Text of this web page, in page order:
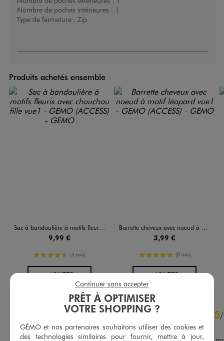
Nombre de poches intérieures : 1
Type de fermeture : Zip
Produits achetés ensemble
Sac à bandoulière à motifs fleuris avec chouchou fille
9,99 €
4.5/5 de moyenne
(5 avis)
AJOUTERAU PANIER
Barrette cheveux avec noeud à motif léopard
3,99 €
5/5 de moyenne
(8 avis)
AJOUTERAU PANIER
4.9/5 5/
Avis vérifié et récompensé
PRÊT À OPTIMISER
VOTRE SHOPPING ?
GÉMO et nos partenaires souhaitons utiliser des cookies et
des technologies similaires pour fournir, mettre à jour,
Continuer sans accepter